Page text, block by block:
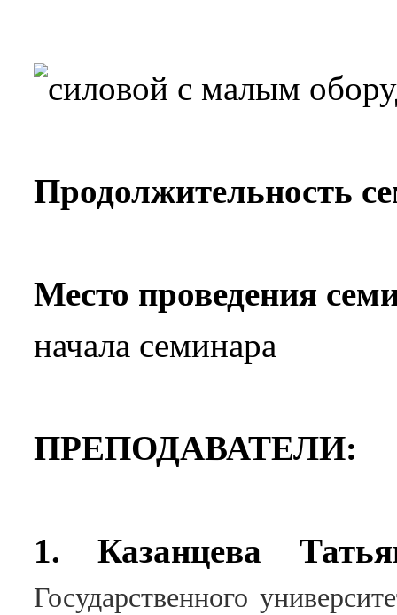
Продолжительность
Место проведения
начала семинара
ПРЕПОДАВАТЕЛИ:
1. Казанцева
Государственного